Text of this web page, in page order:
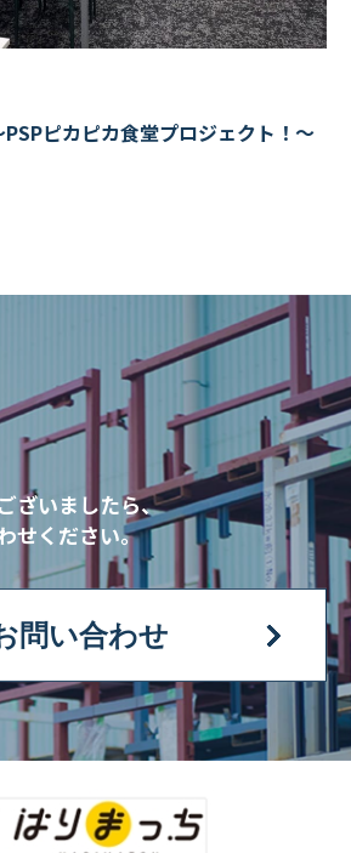
ピカピカ食堂プロジェクト！～
ざいましたら、
せください。
問い合わせ